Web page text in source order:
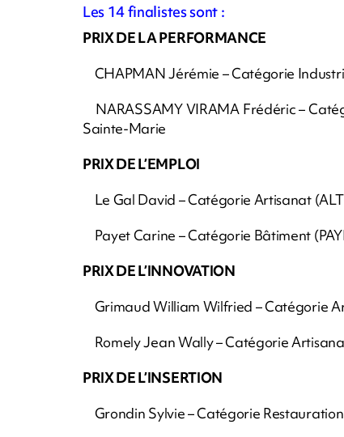
Les 14 finalistes sont :
PRIX DE LA PERFORMANCE
CHAPMAN Jérémie – Catégorie
NARASSAMY VIRAMA Frédéric –
Sainte-Marie
PRIX DE L’EMPLOI
Le Gal David – Catégorie Artisanat
Payet Carine – Catégorie Bâtiment
PRIX DE L’INNOVATION
Grimaud William Wilfried – Catégorie
Romely Jean Wally – Catégorie
PRIX DE L’INSERTION
Grondin Sylvie – Catégorie Restauration